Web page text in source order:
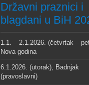
Državni praznici i
blagdani u BiH
1.1. – 2.1.2026. (četvrtak –
Nova godina
6.1.2026. (utorak), Badnjak
(pravoslavni)